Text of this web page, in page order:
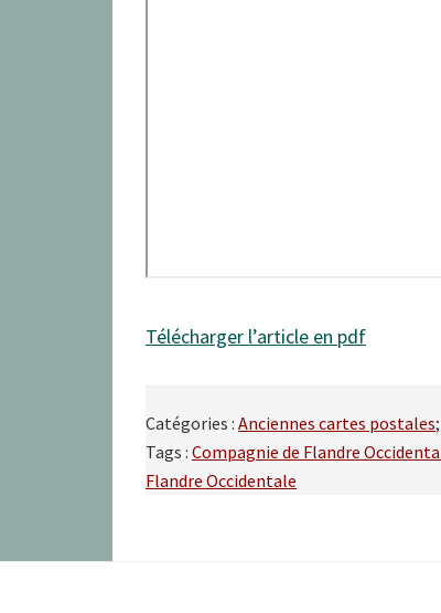
Télécharger l’article en pdf
Catégories : Anciennes cartes postales;
Tags : Compagnie de Flandre
Flandre Occidentale